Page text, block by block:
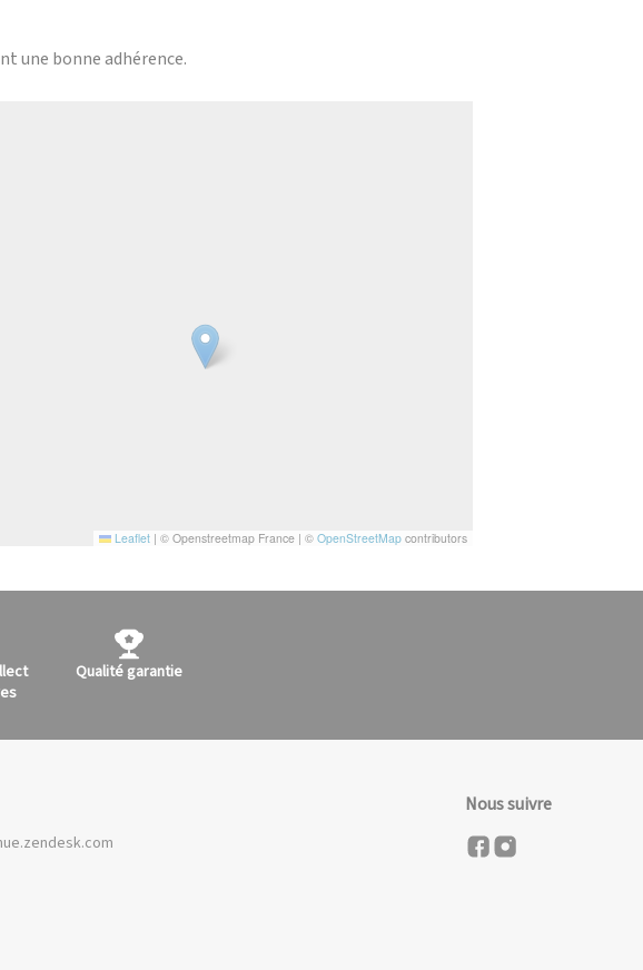
une bonne adhérence.
Leaflet | © Openstreetmap France | © OpenStreetMapcontributors
Qualité garantie
Nous suivre